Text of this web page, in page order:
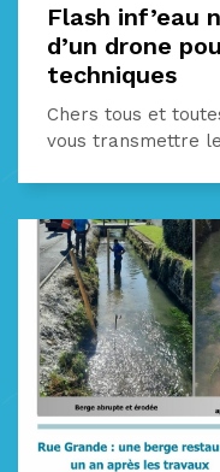
Flash inf’eau
d’un drone
techniques
Chers tous et
vous transmettre